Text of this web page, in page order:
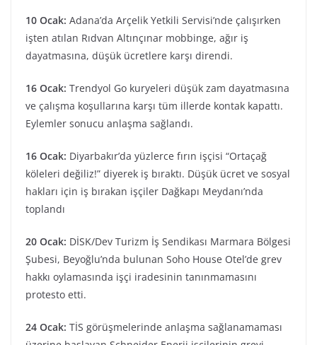
10 Ocak: Adana’da Arçelik Yetkili Servisi’nde çalışırken
işten atılan Rıdvan Altınçınar mobbinge, ağır iş
dayatmasına, düşük ücretlere karşı direndi.
16 Ocak: Trendyol Go kuryeleri düşük zam dayatmasına
ve çalışma koşullarına karşı tüm illerde kontak kapattı.
Eylemler sonucu anlaşma sağlandı.
16 Ocak: Diyarbakır’da yüzlerce fırın işçisi “Ortaçağ
köleleri değiliz!” diyerek iş bıraktı. Düşük ücret ve sosyal
hakları için iş bırakan işçiler Dağkapı Meydanı’nda
toplandı
20 Ocak: DİSK/Dev Turizm İş Sendikası Marmara Bölgesi
Şubesi, Beyoğlu’nda bulunan Soho House Otel’de grev
hakkı oylamasında işçi iradesinin tanınmamasını
protesto etti.
24 Ocak: TİS görüşmelerinde anlaşma sağlanamaması